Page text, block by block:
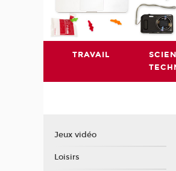
TRAVAIL
Jeux vidéo
Loisirs